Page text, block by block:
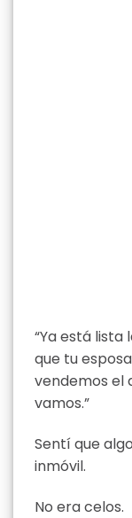
“Ya está
que tu
vendemos el
vamos.”
Sentí que
inmóvil.
No era celos.